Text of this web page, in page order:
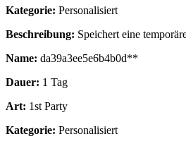
Kategorie: Personalisiert
Beschreibung: Speichert eine
Name: da39a3ee5e6b4b0d**
Dauer: 1 Tag
Art: 1st Party
Kategorie: Personalisiert